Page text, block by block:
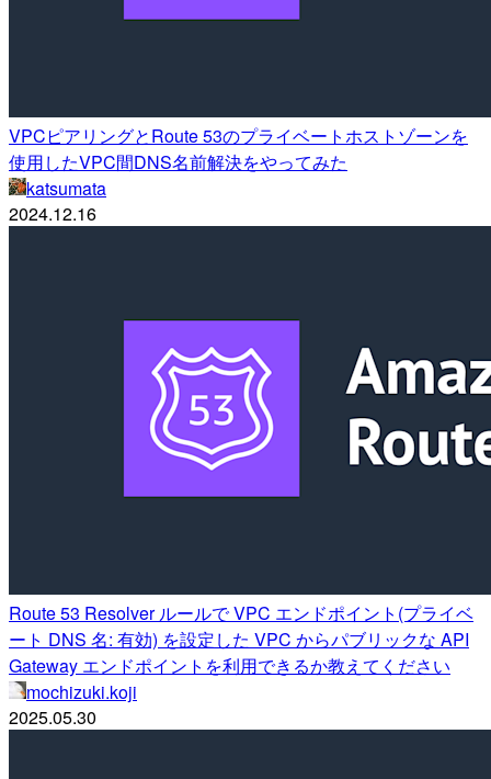
VPCピアリングとRoute 53のプライベートホストゾーンを
使用したVPC間DNS名前解決をやってみた
katsumata
2024.12.16
Route 53 Resolver ルールで VPC エンドポイント(プライベ
ート DNS 名: 有効) を設定した VPC からパブリックな API
Gateway エンドポイントを利用できるか教えてください
mochizuki.koji
2025.05.30